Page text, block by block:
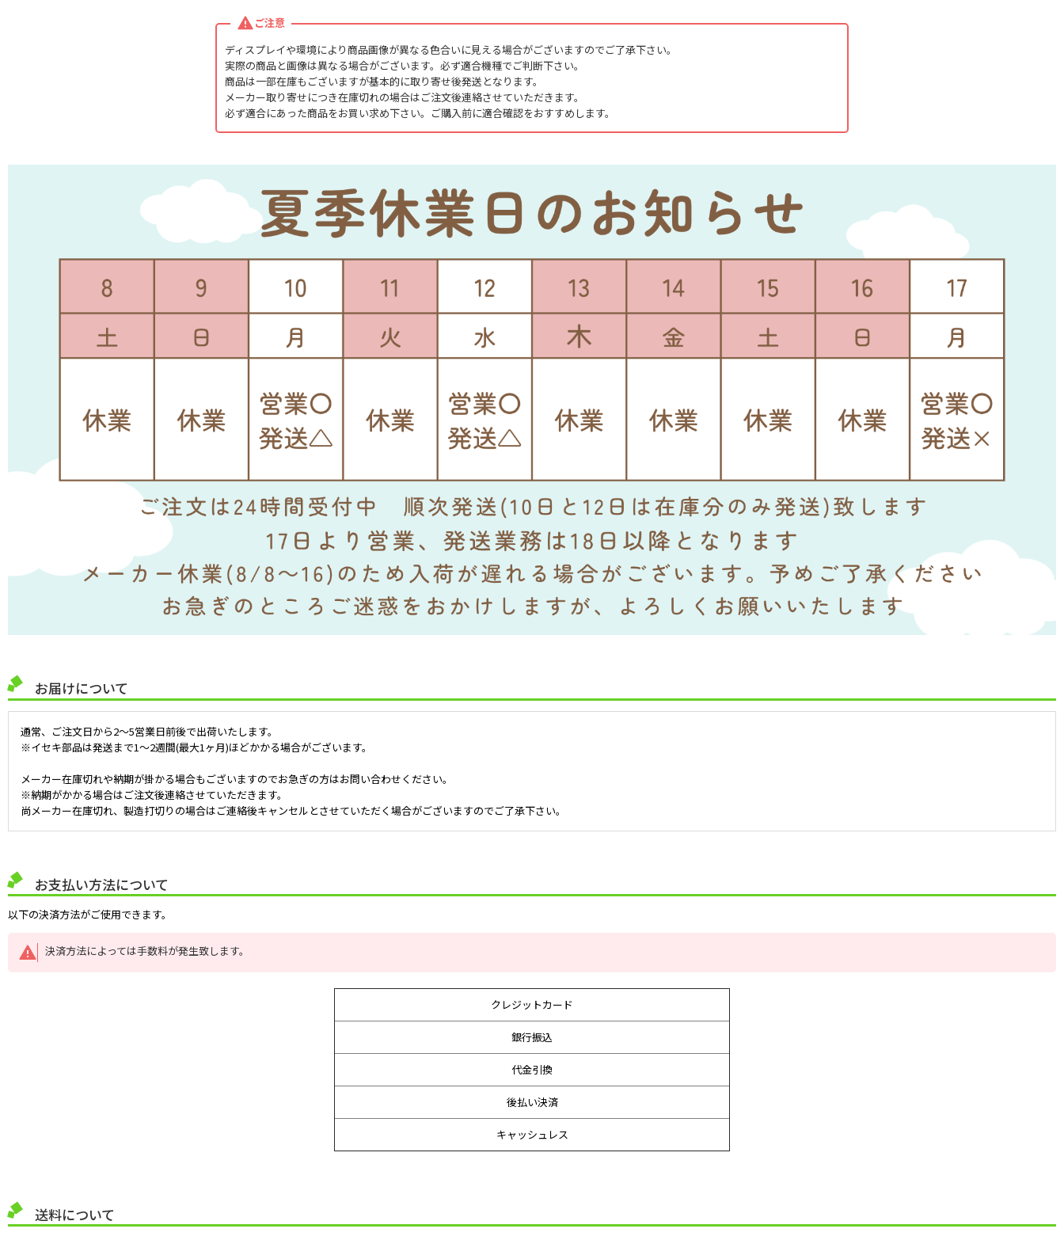
ご注意
ディスプレイや環境により商品画像が異なる色合いに見える場合がございますのでご了承下さい。
実際の商品と画像は異なる場合がございます。必ず適合機種でご判断下さい。
商品は一部在庫もございますが基本的に取り寄せ後発送となります。
メーカー取り寄せにつき在庫切れの場合はご注文後連絡させていただきます。
必ず適合にあった商品をお買い求め下さい。ご購入前に適合確認をおすすめします。
お届けについて
通常、ご注文日から2～5営業日前後で出荷いたします。
※イセキ部品は発送まで1～2週間(最大1ヶ月)ほどかかる場合がございます。
メーカー在庫切れや納期が掛かる場合もございますのでお急ぎの方はお問い合わせください。
※納期がかかる場合はご注文後連絡させていただきます。
尚メーカー在庫切れ、製造打切りの場合はご連絡後キャンセルとさせていただく場合がございますのでご了承下さい。
お支払い方法について
以下の決済方法がご使用できます。
決済方法によっては手数料が発生致します。
クレジットカード
銀行振込
代金引換
後払い決済
キャッシュレス
送料について